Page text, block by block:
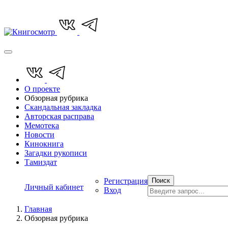
О проекте
Обзорная рубрика
Скандальная закладка
Авторская расправа
Мемотека
Новости
Кинокнига
Загадки рукописи
Тамиздат
Личный кабинет
Регистрация
Вход
Поиск
Главная
Обзорная рубрика